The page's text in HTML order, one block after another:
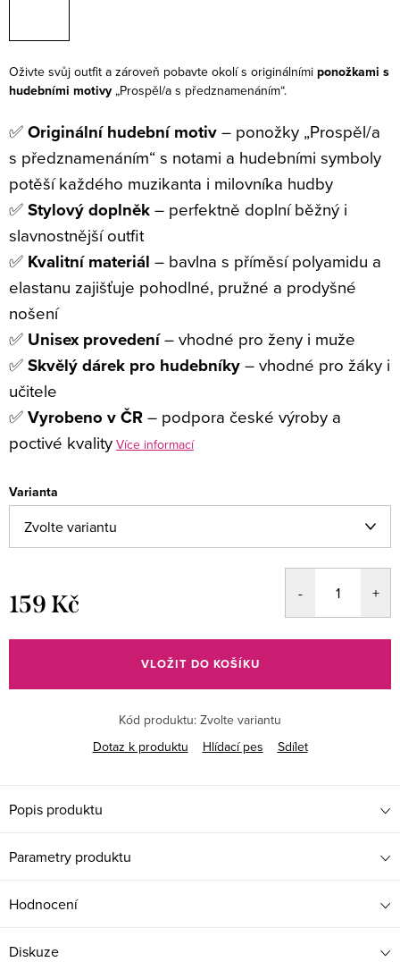
Oživte svůj outfit a zároveň pobavte okolí s originálními ponožkami s
hudebními motivy „Prospěl/a s předznamenáním“.
✅Originální hudební motiv– ponožky „Prospěl/a
s předznamenáním“ s notami a hudebními symboly
potěší každého muzikanta i milovníka hudby
✅Stylový doplněk– perfektně doplní běžný i
slavnostnější outfit
✅ Kvalitní materiál – bavlna s příměsí polyamidu a
elastanu zajišťuje pohodlné, pružné a prodyšné
nošení
✅ Unisex provedení– vhodné pro ženy i muže
✅Skvělý dárek pro hudebníky– vhodné pro žáky i
učitele
✅Vyrobeno v ČR– podpora české výroby a
poctivé kvality Více informací
Varianta
159 Kč
cena:
VLOŽIT DO KOŠÍKU
Kód produktu: Zvolte variantu
Dotaz k produktu
Hlídací pes Sdílet
Popis produktu
Parametry produktu
Hodnocení
Diskuze